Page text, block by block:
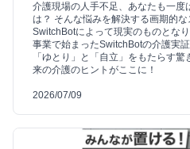
介護現場の人手不足、あなたも一度
は？ そんな悩みを解決する画期的な
SwitchBotによって現実のものとな
事業で始まったSwitchBotの介護実
「ゆとり」と「自立」をもたらす
来の介護のヒントがここに！
2026/07/09